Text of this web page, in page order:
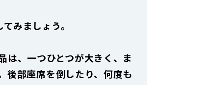
みましょう。
は、一つひとつが大きく、ま
後部座席を倒したり、何度も